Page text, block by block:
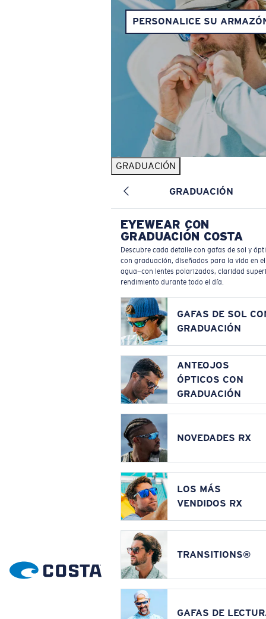
PERSONALICE SU
GRADUACIÓN
GRADUACIÓN
EYEWEAR CON
GRADUACIÓN COSTA
Descubre cada detalle con gafas de sol y
con graduación, diseñados para la vida en el
agua—con lentes polarizados, claridad
rendimiento durante todo el día.
GAFAS DE SOL
GRADUACIÓN
ANTEOJOS
ÓPTICOS CON
GRADUACIÓN
NOVEDADES RX
LOS MÁS
VENDIDOS RX
TRANSITIONS®
GAFAS DE